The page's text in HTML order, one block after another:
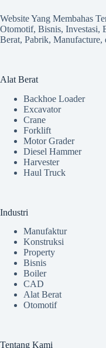
Website Yang Membahas
Otomotif, Bisnis, Investasi,
Berat, Pabrik, Manufacture,
Alat Berat
Backhoe Loader
Excavator
Crane
Forklift
Motor Grader
Diesel Hammer
Harvester
Haul Truck
Industri
Manufaktur
Konstruksi
Property
Bisnis
Boiler
CAD
Alat Berat
Otomotif
Tentang Kami